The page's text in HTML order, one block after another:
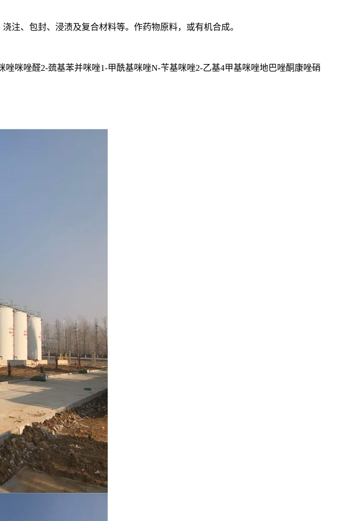
、包封、浸渍及复合材料等。作药物原料，或有机合成。
咪唑醛2-巯基苯并咪唑1-甲酰基咪唑N-苄基咪唑2-乙基4甲基咪唑地巴唑酮康唑硝